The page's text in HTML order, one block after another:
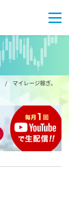
/ マイレージ稼ぎ。